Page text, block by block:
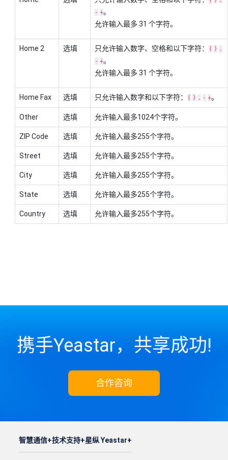
- +。
允许输入最多 31 个字符。
Home 2 选填 只允许输入数字、空格和以下字符： ( ) .
- +。
允许输入最多 31 个字符。
Home Fax 选填 只允许输入数字和以下字符： ( ) . - +。
Other 选填 允许输入最多1024个字符。
ZIP Code 选填 允许输入最多255个字符。
Street 选填 允许输入最多255个字符。
City 选填 允许输入最多255个字符。
State 选填 允许输入最多255个字符。
Country 选填 允许输入最多255个字符。
携手Yeastar，共享成功!
合作咨询
智慧通信 技术支持 星纵 Yeastar